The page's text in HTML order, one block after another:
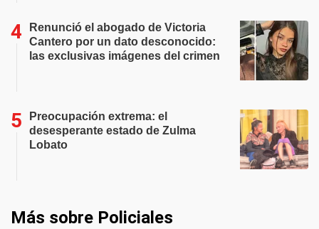
Renunció el abogado de Victoria
Cantero por un dato desconocido:
las exclusivas imágenes del crimen
Preocupación extrema: el
desesperante estado de Zulma
Lobato
Más sobre Policiales